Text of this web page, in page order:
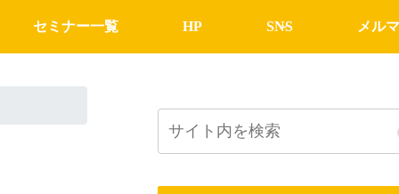
セミナー一覧 HP SNS メル